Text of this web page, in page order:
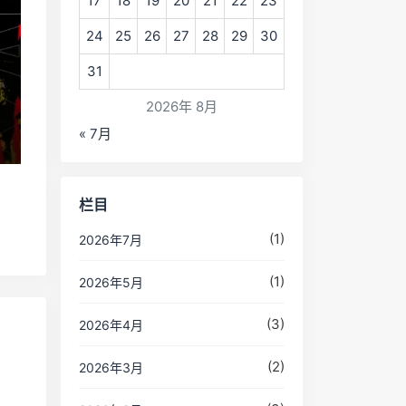
2026年 8月
24 25 26 27 28 29 30
31
« 7月
栏目
2026年7月 (1)
2026年5月 (1)
2026年4月 (3)
2026年3月 (2)